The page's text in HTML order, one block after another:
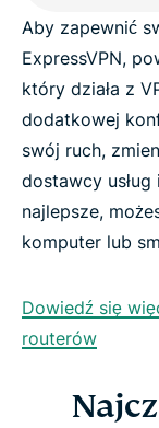
Aby zapewnić
ExpressVPN,
który działa z
dodatkowej
swój ruch,
dostawcy
najlepsze,
komputer lub
Dowiedź się
routerów